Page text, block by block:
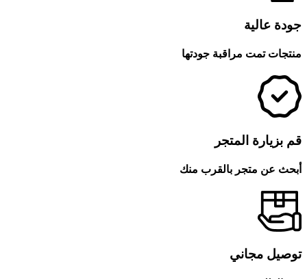
جودة عالية
منتجات تمت مراقبة جودتها
قم بزيارة المتجر
أبحث عن متجر بالقرب منك
توصيل مجاني